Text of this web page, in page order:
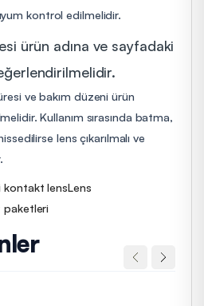
kontrol edilmelidir.
ürün adına ve sayfadaki
ve bakım düzeni ürün
Kullanım sırasında batma,
lens çıkarılmalı ve
kontakt lensLens
paketleri